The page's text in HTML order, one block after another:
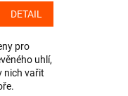
DETAIL
pro
uhlí,
nich vařit